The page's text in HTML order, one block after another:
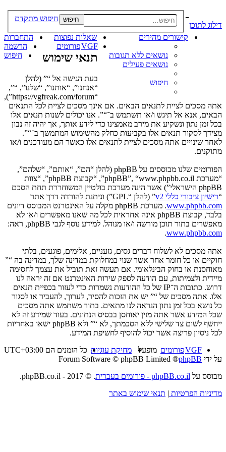
דילוג לתוכן
חיפוש חיפוש מתקדם
קישורים מהירים
נושאים ללא תגובות
נושאים פעילים
חיפוש
שאלות נפוצות
התחברות
הרשמה
VGFפורומים
חיפוש
-
תנאי שימוש
בעת הגישה אל “” (להלן
“אנחנו”, “אותנו”, “שלנו”, “”,
“https://vgfreak.com/forum”),
אתה מסכים לציית לתנאים הבאים. אם אינך מסכים לציית לכל התנאים
הבאים, אנא אל תיגש ו/או תשתמש ב־“”. אנו יכולים לשנות תנאים אלו
בכל זמן נתון ונשקיע את מירב מאמצינו כדי לידע אותך, אך יהיה זה נבון
מצידך לסקור תנאים אלו בקביעות כחלק מהשימוש המתמשך ב־“”.
לאחר שינויים אתה מסכים לציית לתנאים אלו כאשר הם מעודכנים ו/או
מתוקנים.
הפורומים שלנו מבוססים על phpBB (להלן “הם”, “אותם”, “שלהם”,
“מערכת phpBB”, “www.phpbb.co.il”, “קבוצת phpBB”, “צוות
phpBB הישראלי”) אשר הינה מערכת בולטיין המשוחררת תחת הסכם
“רישיון ציבורי כללי v2
” (להלן “GPL”) וניתנת להורדה דרך אתר
www.phpbb.com
. מערכת phpBB מקלה על האינטרנט המבוסס דיונים
בלבד, קבוצת phpBB אינה אחראית לכל מה שאנו מאפשרים ו/או לא
מאפשרים בתור תוכן מורשה ו/או מנוהל. למידע נוסף לגבי phpBB, ראה:
www.phpbb.com
.
אתה מסכים לא לשלוח דברים גסים, גזעניים, אלימים, פוגעים, בלתי
חוקיים או כל חומר אחר אשר שנוי במחלוקת במדינה שלך, במדינה בה “”
מאוחסנת או בחוק הבינלאומי. אם תעשה זאת תוביל את עצמך לחסימה
מיידית ולצמיתות, עם הודעה לספק שירות האינטרנט אם זה יראה לנו
דרוש. כתובות ה־IP של כל ההודעות נשמרות כדי לעזור בכפיית תנאים
אלו. אתה מסכים של “” יש את הזכות להסיר, לערוך, להעביר או לסגור
כל נושא בכל זמן נתון הנראה לנו מתאים. בתור משתמש אתה מסכים
שכל המידע אשר אתה מזין יאוחסן בבסיס הנתונים. בעוד שמידע זה לא
ייחשף לשום צד שלישי ללא הסכמתך, לא “” ולא phpBB ישאו באחריות
לכל ניסיון פריצה אשר יכול להוסיף לחשיפת המידע.
VGFפורומים כל הזמנים הם UTC+03:00 מחיקת עוגיות
מופעל
על ידי phpBB
® Forum Software © phpBB Limited
מבוסס על phpBB.co.il - פורומים בעברית
. © 2017 - phpBB.co.il.
מדיניות הפרטיות | תנאי שימוש באתר